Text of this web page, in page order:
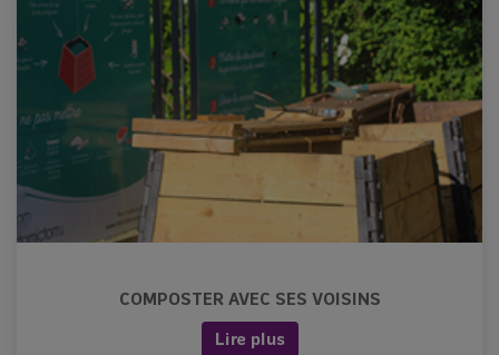
COMPOSTER AVEC SES VOISINS
Lire plus